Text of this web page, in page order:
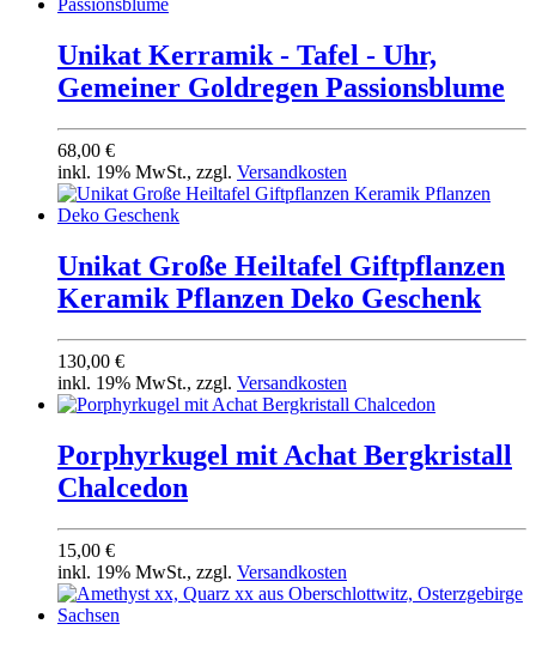
Unikat Kerramik - Tafel - Uhr,
Gemeiner Goldregen Passionsblume
68,00 €
inkl. 19% MwSt., zzgl. Versandkosten
Unikat Große Heiltafel Giftpflanzen
Keramik Pflanzen Deko Geschenk
130,00 €
inkl. 19% MwSt., zzgl. Versandkosten
Porphyrkugel mit Achat Bergkristall
Chalcedon
15,00 €
inkl. 19% MwSt., zzgl. Versandkosten